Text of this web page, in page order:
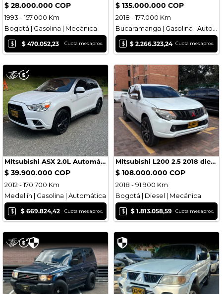
$ 28.000.000 COP
1993 - 157.000 Km
Bogotá | Gasolina | Mecánica
$ $ 470.052,23 Cuota mes aprox.
$ 135.000.000 COP
2018 - 177.000 Km
$ $ 2.266.323,24 Cuota mes aprox.
Mitsubishi ASX 2.0L Automático modelo 2012 con 170.700Kms
$ 39.900.000 COP
2012 - 170.700 Km
Medellín | Gasolina | Automática
$ $ 669.824,42 Cuota mes aprox.
Mitsubishi L200 2.5 2018 diesel
$ 108.000.000 COP
2018 - 91.900 Km
Bogotá | Diesel | Mecánica
$ $ 1.813.058,59 Cuota mes aprox.